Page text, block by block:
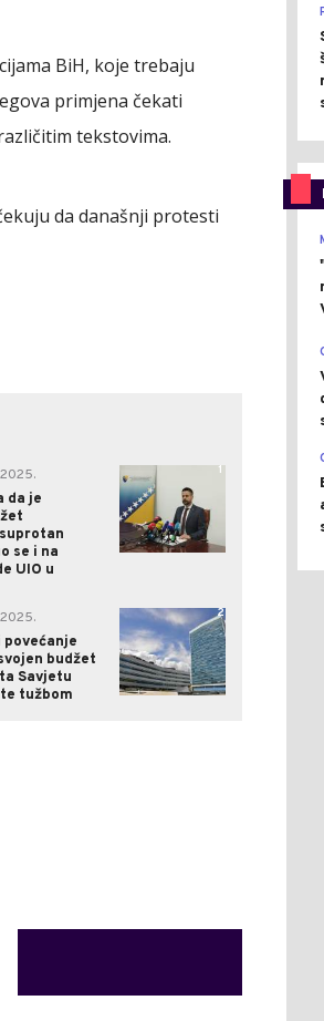
BiH, koje trebaju
primjena čekati
tekstovima.
da današnji protesti
da je
se i na
UIO u
1
povećanje
budžet
Savjetu
tužbom
2